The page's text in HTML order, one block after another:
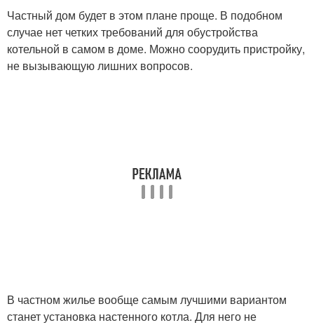
Частный дом будет в этом плане проще. В подобном
случае нет четких требований для обустройства
котельной в самом в доме. Можно соорудить пристройку,
не вызывающую лишних вопросов.
В частном жилье вообще самым лучшими вариантом
станет установка настенного котла. Для него не